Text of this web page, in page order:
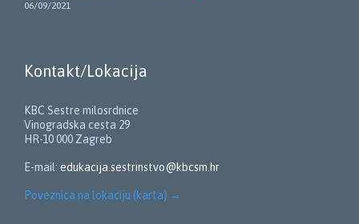
06/09/2021
Kontakt/Lokacija
KBC Sestre milosrdnice
Vinogradska cesta 29
HR-10 000 Zagreb
E-mail: edukacija.sestrinstvo@kbcsm.hr
Poveznica na lokaciju (karta) →